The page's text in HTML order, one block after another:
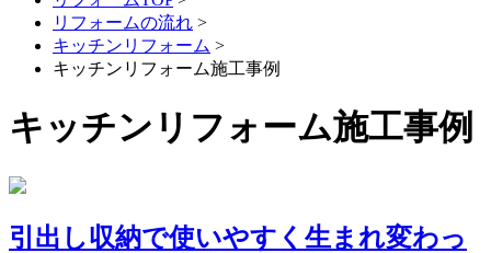
リフォームの流れ >
キッチンリフォーム >
キッチンリフォーム施工事例
キッチンリフォーム施工事例
引出し収納で使いやすく生まれ変わっ